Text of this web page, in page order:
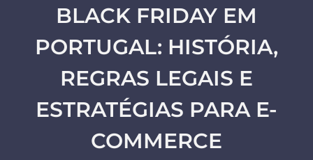
BLACK FRIDAY EM
PORTUGAL: HISTÓRIA,
REGRAS LEGAIS E
ESTRATÉGIAS PARA E-
COMMERCE